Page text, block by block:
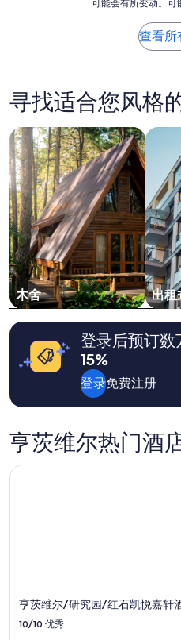
e
e
n
t
.
W
o
u
l
d
s
t
a
y
a
.
内
找
的、
2
位
成
人
1
晚
住
宿
的
每
晚
最
低
价
格。
价
供
情
况
可
能
遵
守
可能会有所变动。可
查看所
寻找适合您风格
木舍
搜索木舍
出租
搜索
登录后预订数
15%
登录免费注册
亨茨维尔热门酒
亨茨维尔/研究园/红石凯悦嘉轩
10/10 优秀
亨茨维尔/研究园/红石凯悦嘉轩